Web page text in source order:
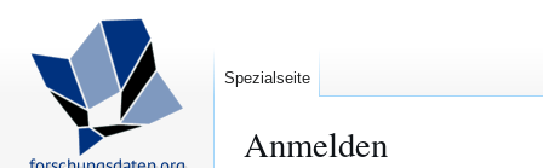
Anmelden
Spezialseite